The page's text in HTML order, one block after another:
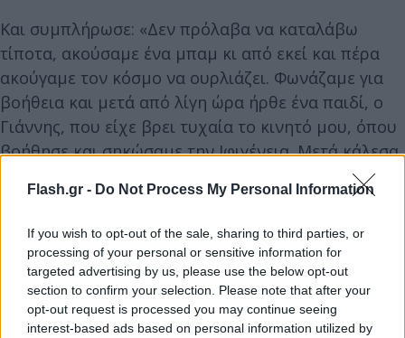
Flash.gr - Do Not Process My Personal Information
If you wish to opt-out of the sale, sharing to third parties, or
processing of your personal or sensitive information for
targeted advertising by us, please use the below opt-out
section to confirm your selection. Please note that after your
opt-out request is processed you may continue seeing
interest-based ads based on personal information utilized by
Και συμπλήρωσε: «Δεν πρόλαβα να καταλάβω
τίποτα, ακούσαμε ένα μπαμ κι από εκεί και πέρα
ακούγαμε τον κόσμο να ουρλιάζει. Φωνάζαμε για
βοήθεια και μετά από λίγη ώρα ήρθε ένα παιδί, ο
Γιάννης, που είχε βρει τυχαία το κινητό μου, όπου
βοήθησε και σηκώσαμε την Ιφιγένεια. Μετά κάλεσα
Στην συνέχεια ο σύντροφος της Ιφιγένειας, μετά το
τηλεφώνημα που είχε με τον πατέρα του,
προσπάθησε να γυρίσει ξανά στο σημείο που ήταν
η σύντροφός του, αλλά δεν του επετράπη καθώς
ήταν και ο ίδιος τραυματισμένος.